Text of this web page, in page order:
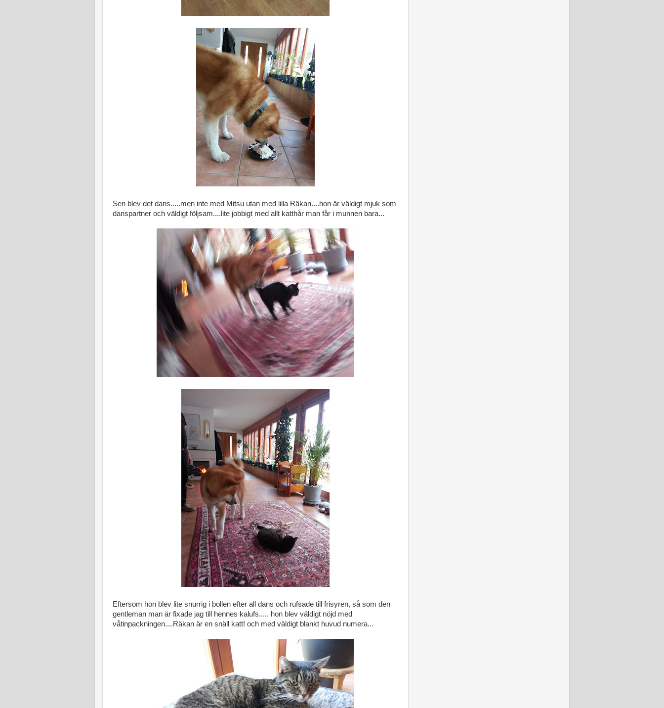
Sen blev det dans.....men inte med Mitsu utan med lilla Räkan....hon är väldigt mjuk som
danspartner och väldigt följsam....lite jobbigt med allt katthår man får i munnen bara...
Eftersom hon blev lite snurrig i bollen efter all dans och rufsade till frisyren, så som den
gentleman man är fixade jag till hennes kalufs..... hon blev väldigt nöjd med
våtinpackningen....Räkan är en snäll katt! och med väldigt blankt huvud numera...